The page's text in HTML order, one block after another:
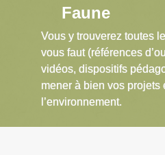
Faune
Vous y trouverez toutes
vous faut (références
vidéos, dispositifs
mener à bien vos projets
l’environnement.